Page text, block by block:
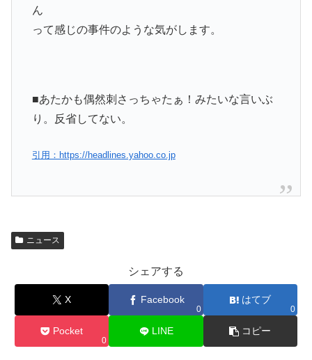
ん
って感じの事件のような気がします。
■あたかも偶然刺さっちゃたぁ！みたいな言いぶ
り。反省してない。
引用：https://headlines.yahoo.co.jp
ニュース
シェアする
X Facebook
0
はてブ
0
Pocket
0
LINE コピー